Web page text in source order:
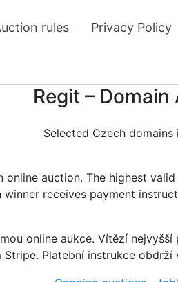
rules Privacy Policy
Regit –
Selected Czech domains
online auction. The highest
receives payment
online aukce. Vítězí
Platební instrukce